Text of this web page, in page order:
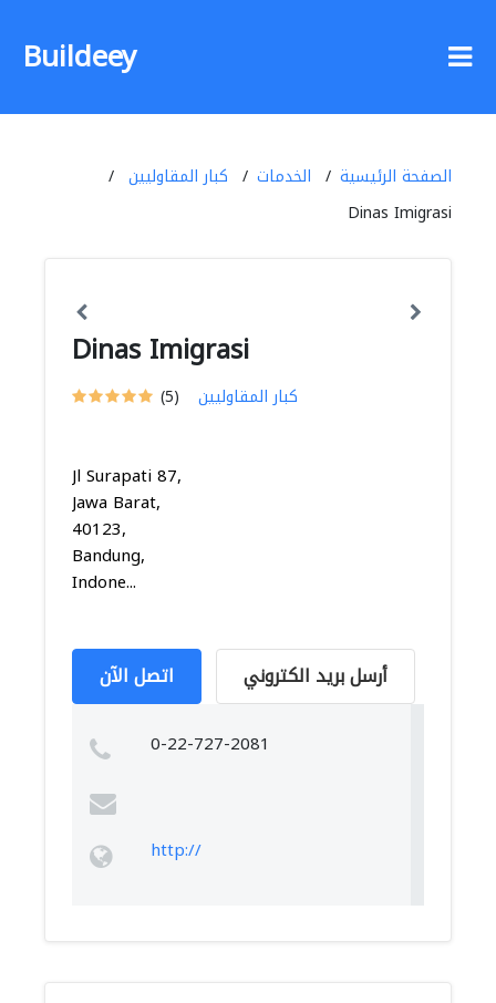
Buildeey
الصفحة الرئيسية الخدمات
كبار المقاوليين
Dinas Imigrasi
Dinas Imigrasi
(5) كبار المقاوليين
Jl Surapati 87,
Jawa Barat,
40123,
Bandung,
Indone...
اتصل الآن أرسل بريد الكتروني
0-22-727-2081
http://